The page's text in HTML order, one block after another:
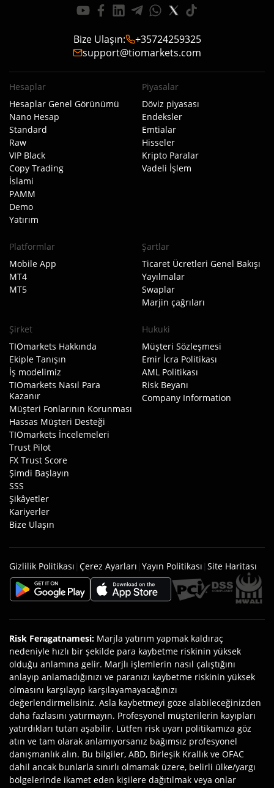
Bize Ulaşın:
+35724259325
support@tiomarkets.com
Hesaplar
Hesaplar Genel Görünümü
Nano Hesap
Standard
Raw
VIP Black
Copy Trading
İslami
PAMM
Demo
Yatırım
Piyasalar
Döviz piyasası
Endeksler
Emtialar
Hisseler
Kripto Paralar
Vadeli İşlem
Platformlar
Mobile App
MT4
MT5
Şartlar
Ticaret Ücretleri Genel Bakışı
Yayılmalar
Swaplar
Marjin çağrıları
Şirket
TIOmarkets Hakkında
Ekiple Tanışın
İş modelimiz
TIOmarkets Nasıl Para
Kazanır
Müşteri Fonlarının Korunması
Hassas Müşteri Desteği
TIOmarkets İncelemeleri
Trust Pilot
FX Trust Score
Şimdi Başlayın
SSS
Şikâyetler
Kariyerler
Bize Ulaşın
Hukuki
Müşteri Sözleşmesi
Emir İcra Politikası
AML Politikası
Risk Beyanı
Company Information
Gizlilik Politikası | Çerez Ayarları | Yayın Politikası | Site Haritası
Risk Feragatnamesi: Marjla yatırım yapmak kaldıraç
nedeniyle hızlı bir şekilde para kaybetme riskinin yüksek
olduğu anlamına gelir. Marjlı işlemlerin nasıl çalıştığını
anlayıp anlamadığınızı ve paranızı kaybetme riskinin yüksek
olmasını karşılayıp karşılayamayacağınızı
değerlendirmelisiniz. Asla kaybetmeyi göze alabileceğinizden
daha fazlasını yatırmayın. Profesyonel müşterilerin kayıpları
yatırdıkları tutarı aşabilir. Lütfen risk uyarı politikamıza göz
atın ve tam olarak anlamıyorsanız bağımsız profesyonel
danışmanlık alın. Bu bilgiler, ABD, Birleşik Krallık ve OFAC
dahil ancak bunlarla sınırlı olmamak üzere, belirli ülke/yargı
bölgelerinde ikamet eden kişilere dağıtılmak veya onlar